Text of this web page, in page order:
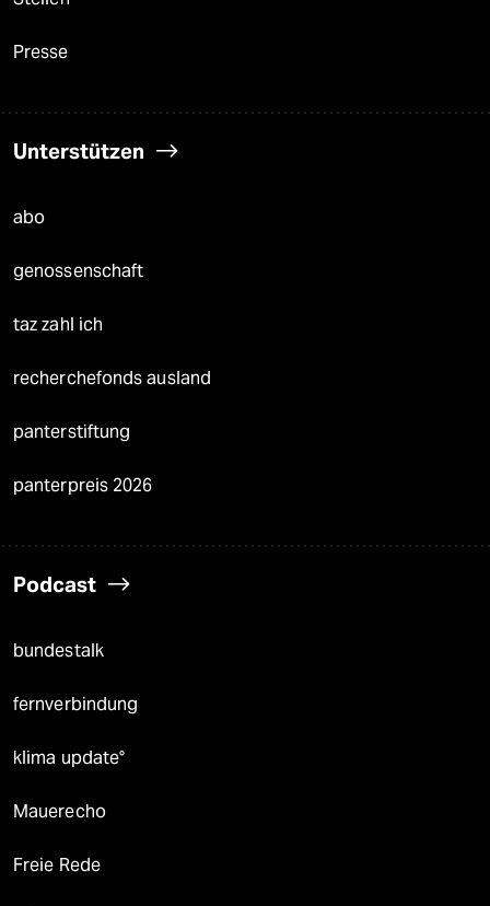
Presse
Unterstützen
abo
genossenschaft
taz zahl ich
recherchefonds ausland
panterstiftung
panterpreis 2026
Podcast
bundestalk
fernverbindung
klima update°
Mauerecho
Freie Rede